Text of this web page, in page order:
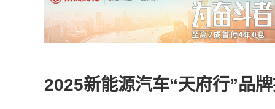
2025新能源汽车“天府行”品